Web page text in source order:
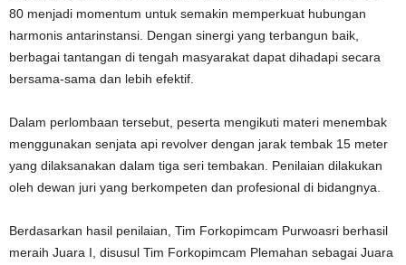
80 menjadi momentum untuk semakin memperkuat hubungan
harmonis antarinstansi. Dengan sinergi yang terbangun baik,
berbagai tantangan di tengah masyarakat dapat dihadapi secara
bersama-sama dan lebih efektif.
Dalam perlombaan tersebut, peserta mengikuti materi menembak
menggunakan senjata api revolver dengan jarak tembak 15 meter
yang dilaksanakan dalam tiga seri tembakan. Penilaian dilakukan
oleh dewan juri yang berkompeten dan profesional di bidangnya.
Berdasarkan hasil penilaian, Tim Forkopimcam Purwoasri berhasil
meraih Juara I, disusul Tim Forkopimcam Plemahan sebagai Juara